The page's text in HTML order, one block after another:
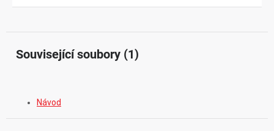
Související soubory (1)
Návod